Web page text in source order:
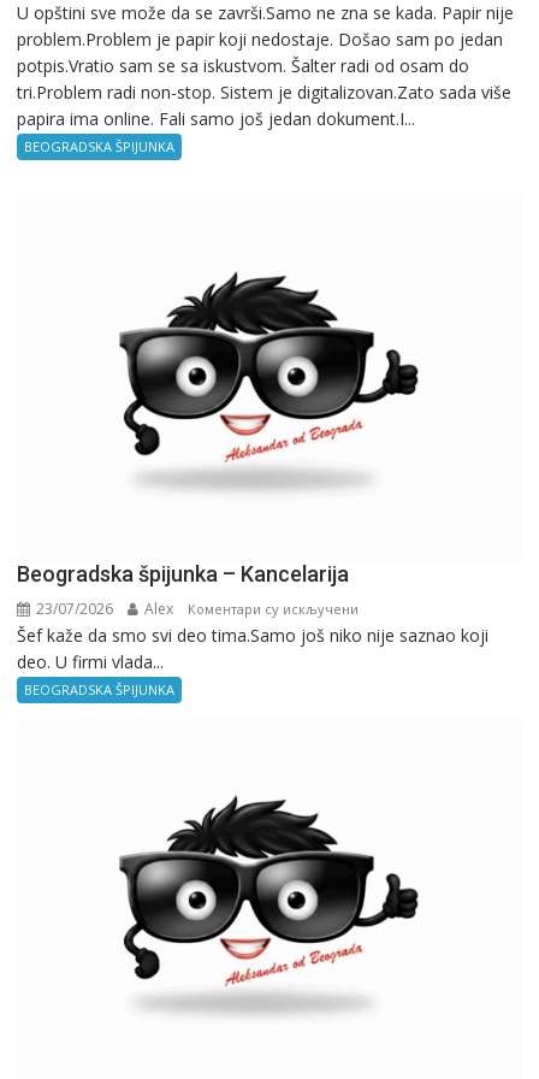
Beogradska
špijunka
–
Birokratija
U opštini sve može da se završi.Samo ne zna se kada. Papir nije
problem.Problem je papir koji nedostaje. Došao sam po jedan
potpis.Vratio sam se sa iskustvom. Šalter radi od osam do
tri.Problem radi non-stop. Sistem je digitalizovan.Zato sada više
papira ima online. Fali samo još jedan dokument.I...
BEOGRADSKA ŠPIJUNKA
Beogradska špijunka – Kancelarija
23/07/2026 Alex Коментари су искључени
Beogradska
Šef kaže da smo svi deo tima.Samo još niko nije saznao koji
deo. U firmi vlada...
BEOGRADSKA ŠPIJUNKA